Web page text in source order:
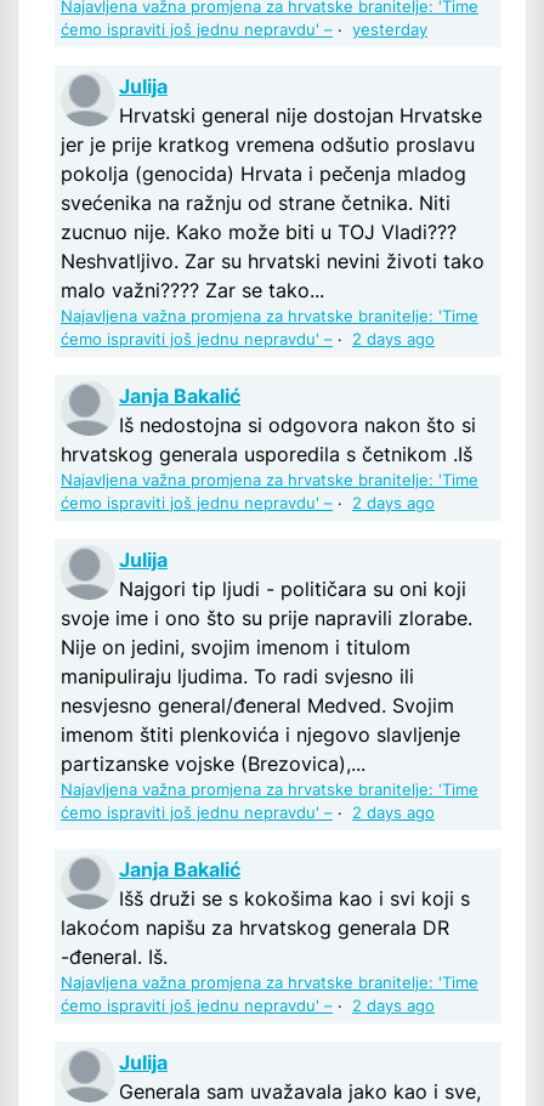
Najavljena važna promjena za hrvatske branitelje: 'Time
ćemo ispraviti još jednu nepravdu' – · yesterday
Julija
Hrvatski general nije dostojan Hrvatske
jer je prije kratkog vremena odšutio proslavu
pokolja (genocida) Hrvata i pečenja mladog
svećenika na ražnju od strane četnika. Niti
zucnuo nije. Kako može biti u TOJ Vladi???
Neshvatljivo. Zar su hrvatski nevini životi tako
malo važni???? Zar se tako...
Najavljena važna promjena za hrvatske branitelje: 'Time
ćemo ispraviti još jednu nepravdu' – · 2 days ago
Janja Bakalić
Iš nedostojna si odgovora nakon što si
hrvatskog generala usporedila s četnikom .Iš
Najavljena važna promjena za hrvatske branitelje: 'Time
ćemo ispraviti još jednu nepravdu' – · 2 days ago
Julija
Najgori tip ljudi - političara su oni koji
svoje ime i ono što su prije napravili zlorabe.
Nije on jedini, svojim imenom i titulom
manipuliraju ljudima. To radi svjesno ili
nesvjesno general/đeneral Medved. Svojim
imenom štiti plenkovića i njegovo slavljenje
partizanske vojske (Brezovica),...
Najavljena važna promjena za hrvatske branitelje: 'Time
ćemo ispraviti još jednu nepravdu' – · 2 days ago
Janja Bakalić
Išš druži se s kokošima kao i svi koji s
lakoćom napišu za hrvatskog generala DR
-đeneral. Iš.
Najavljena važna promjena za hrvatske branitelje: 'Time
ćemo ispraviti još jednu nepravdu' – · 2 days ago
Julija
Generala sam uvažavala jako kao i sve,